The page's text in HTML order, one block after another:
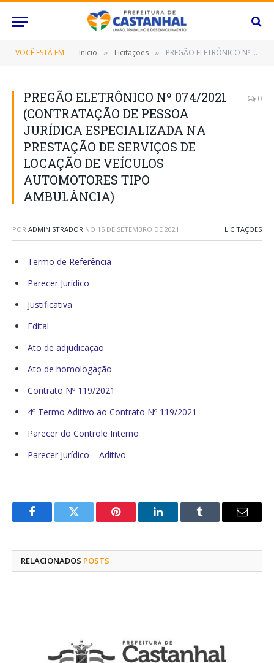
VOCÊ ESTÁ EM: Inicio » Licitações » PREGÃO ELETRÔNICO Nº 074/2021 (CONTRATAÇÃO DE PESSOA JURÍDICA ESPECIALIZADA NA PRESTAÇÃO DE SERVIÇOS DE LOCAÇÃO DE VEÍCULOS AUTOMOTORES TIPO AMBULÂNCIA)
PREGÃO ELETRÔNICO Nº 074/2021
(CONTRATAÇÃO DE PESSOA
JURÍDICA ESPECIALIZADA NA
PRESTAÇÃO DE SERVIÇOS DE
LOCAÇÃO DE VEÍCULOS
AUTOMOTORES TIPO
AMBULÂNCIA)
0
POR ADMINISTRADOR NO 15 DE SETEMBRO DE 2021 LICITAÇÕES
Termo de Referência
Parecer Jurídico
Justificativa
Edital
Ato de adjudicação
Ato de homologação
Contrato Nº 119/2021
4º Termo Aditivo ao Contrato Nº 119/2021
Parecer do Controle Interno
Parecer Jurídico – Aditivo
FacebookTwitter Pinterest O
Tumblr
E-
RELACIONADOS POSTS